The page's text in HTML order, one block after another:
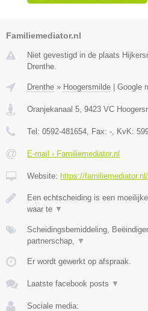
Familiemediator.nl
Niet gevestigd in de plaats
Drenthe.
Drenthe » Hoogersmilde | Google
Oranjekanaal 5 9423 VC
Tel: 0592-481654 , Fax: - , KvK:
E-mail › Familiemediator.nl
Website: https://
Een echtscheiding is een
waar te ▼
Scheidingsbemiddeling,
partnerschap,
▼
Er wordt gewerkt op afspraak.
Laatste facebook posts ▼
Sociale media: